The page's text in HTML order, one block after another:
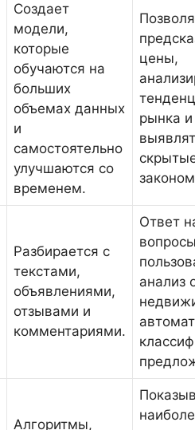
Создает
модели,
которые
обучаются на
больших
объемах данных
и
самостоятельно
улучшаются со
временем.
цены,
рынка и
Разбирается с
текстами,
объявлениями,
отзывами и
комментариями.
Ответ
анализ
Алгоритмы,